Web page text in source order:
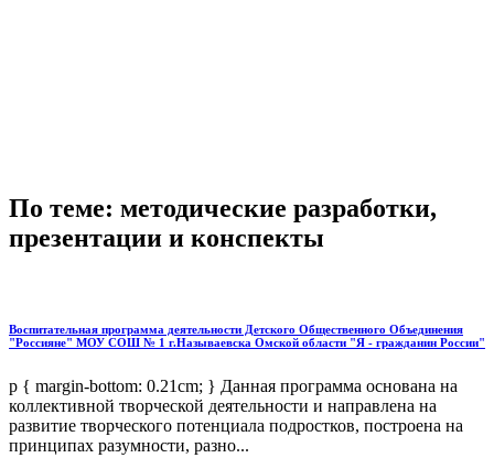
По теме: методические разработки,
презентации и конспекты
Воспитательная программа деятельности Детского Общественного Объединения
"Россияне" МОУ СОШ № 1 г.Называевска Омской области "Я - гражданин России"
p { margin-bottom: 0.21cm; } Данная программа основана на
коллективной творческой деятельности и направлена на
развитие творческого потенциала подростков, построена на
принципах разумности, разно...